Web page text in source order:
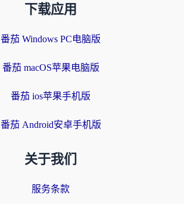
下载应用
番茄 Windows PC电脑版
番茄 macOS苹果电脑版
番茄 ios苹果手机版
番茄 Android安卓手机版
关于我们
服务条款